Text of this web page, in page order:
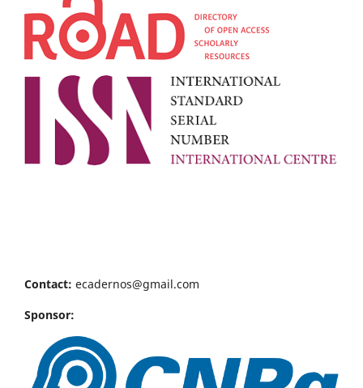
Contact: ecadernos@gmail.com
Sponsor: